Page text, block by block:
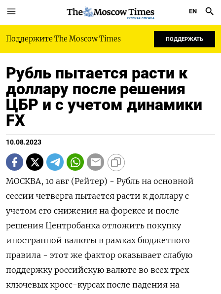
РУССКАЯ СЛУЖБА
EN
Поддержите The Moscow Times ПОДДЕРЖАТЬ
Рубль пытается расти к
доллару после решения
ЦБР и с учетом динамики
FX
10.08.2023
МОСКВА, 10 авг (Рейтер) - Рубль на основной
сессии четверга пытается расти к доллару с
учетом его снижения на форексе и после
решения Центробанка отложить покупку
иностранной валюты в рамках бюджетного
правила - этот же фактор оказывает слабую
поддержку российскую валюте во всех трех
ключевых кросс-курсах после падения на